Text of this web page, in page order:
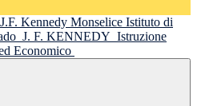
Istituto di
J. F. KENNEDY Istruzione
Economico